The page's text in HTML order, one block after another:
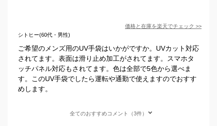
価格と在庫を楽天でチェック >>
シトヒー(60代・男性)
ご希望のメンズ用のUV手袋はいかがですか。UVカット対応
されてます。表面は滑り止め加工がされてます。スマホタ
ッチパネル対応もされてます。色は全部で5色から選べま
す。このUV手袋でしたら運転や通勤で使えますのでおすす
めします。
全てのおすすめコメント（3件）